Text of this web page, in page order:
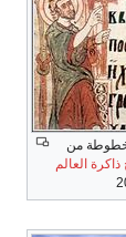
من
ذاكرة العالم